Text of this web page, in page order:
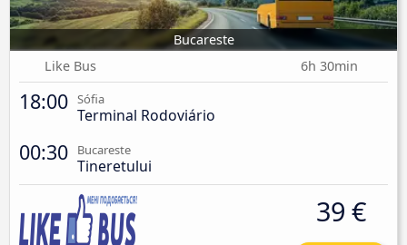
Bucareste
Like Bus
6h 30min
18:00 Sófia
Terminal Rodoviário
00:30 Bucareste
Tineretului
39 €